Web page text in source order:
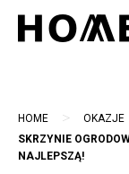
Skip
HOME > OKAZJE
SKRZYNIE
NAJLEPSZĄ!